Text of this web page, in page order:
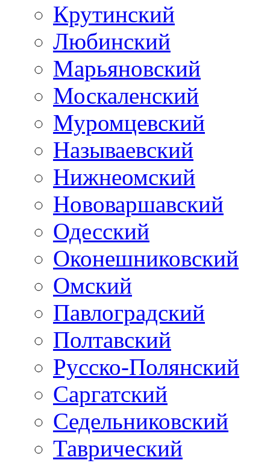
Крутинский
Любинский
Марьяновский
Москаленский
Муромцевский
Называевский
Нижнеомский
Нововаршавский
Одесский
Оконешниковский
Омский
Павлоградский
Полтавский
Русско-Полянский
Саргатский
Седельниковский
Таврический